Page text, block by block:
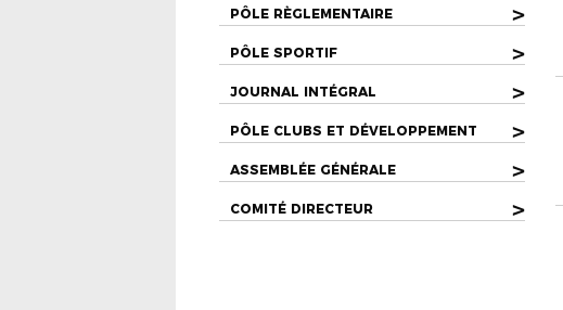
PÔLE RÈGLEMENTAIRE >
PÔLE SPORTIF >
JOURNAL INTÉGRAL >
PÔLE CLUBS ET DÉVELOPPEMENT >
ASSEMBLÉE GÉNÉRALE >
COMITÉ DIRECTEUR >